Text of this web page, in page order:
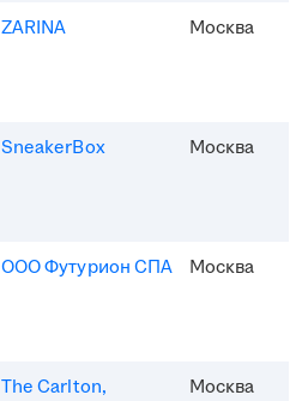
ZARINA Москва
SneakerBox Москва
ООО Футурион СПА Москва
The Carlton,
Москва